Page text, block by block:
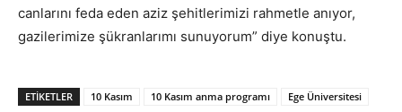
canlarını feda eden aziz şehitlerimizi rahmetle anıyor,
gazilerimize şükranlarımı sunuyorum” diye konuştu.
ETİKETLER 10 Kasım 10 Kasım anma programı Ege Üniversitesi